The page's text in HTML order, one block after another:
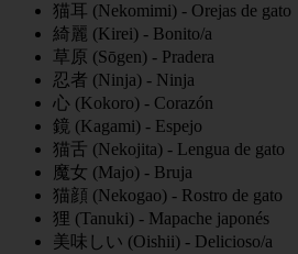
猫耳 (Nekomimi) - Orejas de gato
綺麗 (Kirei) - Bonito/a
草原 (Sōgen) - Pradera
忍者 (Ninja) - Ninja
心 (Kokoro) - Corazón
鏡 (Kagami) - Espejo
猫舌 (Nekojita) - Lengua de gato
魔女 (Majo) - Bruja
猫顔 (Nekogao) - Rostro de gato
狸 (Tanuki) - Mapache japonés
美味しい (Oishii) - Delicioso/a